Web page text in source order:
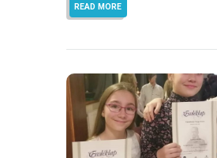
READ MORE